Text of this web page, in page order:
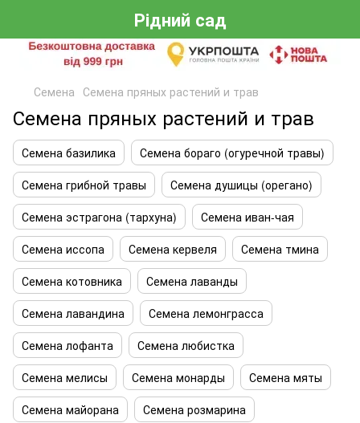
Рідний сад
Семена Семена пряных растений и трав
Семена пряных растений и трав
Семена базилика
Семена бораго (огуречной травы)
Семена грибной травы
Семена душицы (орегано)
Семена эстрагона (тархуна)
Семена иван-чая
Семена иссопа
Семена кервеля
Семена тмина
Семена котовника
Семена лаванды
Семена лавандина
Семена лемонграсса
Семена лофанта
Семена любистка
Семена мелисы
Семена монарды
Семена мяты
Семена майорана
Семена розмарина